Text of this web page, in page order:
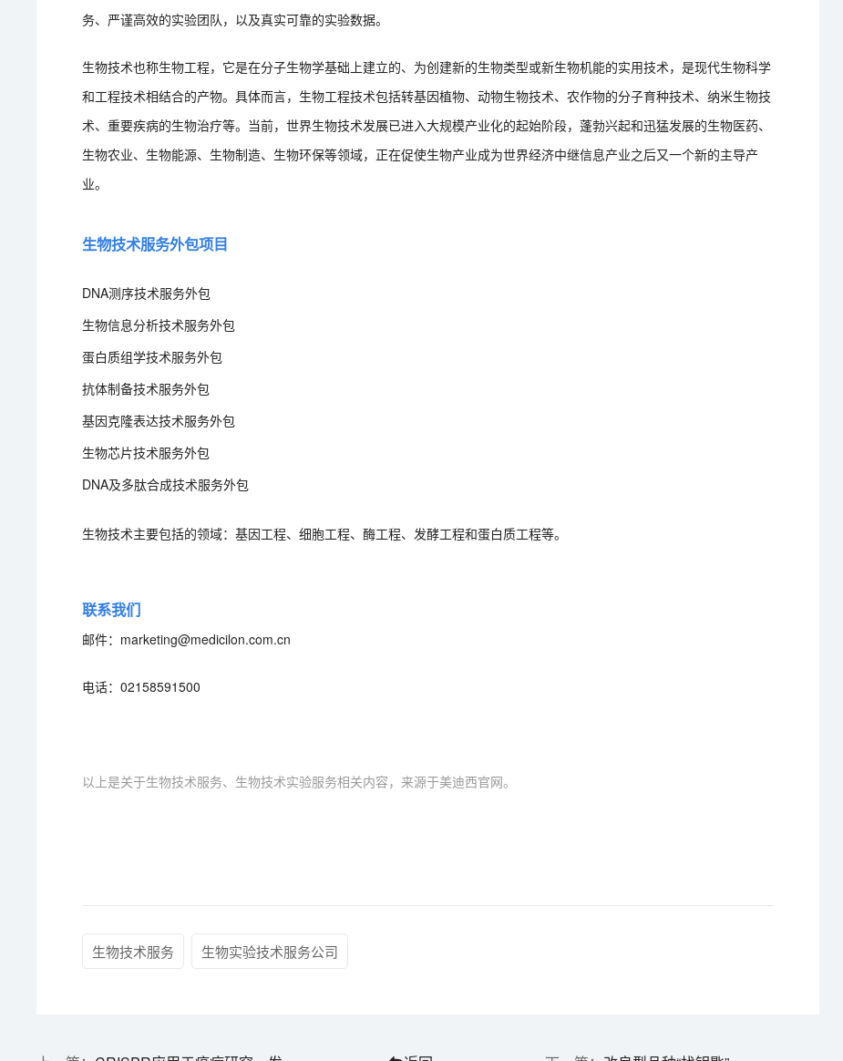
务、严谨高效的实验团队，以及真实可靠的实验数据。
生物技术也称生物工程，它是在分子生物学基础上建立的、为创建新的生物类型或新生物机能的实用技术，是现代生物科学
和工程技术相结合的产物。具体而言，生物工程技术包括转基因植物、动物生物技术、农作物的分子育种技术、纳米生物技
术、重要疾病的生物治疗等。当前，世界生物技术发展已进入大规模产业化的起始阶段，蓬勃兴起和迅猛发展的生物医药、
生物农业、生物能源、生物制造、生物环保等领域，正在促使生物产业成为世界经济中继信息产业之后又一个新的主导产
业。
生物技术服务外包项目
DNA测序技术服务外包
生物信息分析技术服务外包
蛋白质组学技术服务外包
抗体制备技术服务外包
基因克隆表达技术服务外包
生物芯片技术服务外包
DNA及多肽合成技术服务外包
生物技术主要包括的领域：基因工程、细胞工程、酶工程、发酵工程和蛋白质工程等。
联系我们
邮件：marketing@medicilon.com.cn
电话：02158591500
以上是关于生物技术服务、生物技术实验服务相关内容，来源于美迪西官网。
生物技术服务 生物实验技术服务公司